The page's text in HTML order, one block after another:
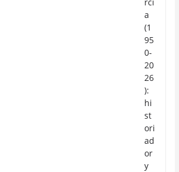
a
(1
95
0-
20
26
):
hi
st
ori
ad
or
y